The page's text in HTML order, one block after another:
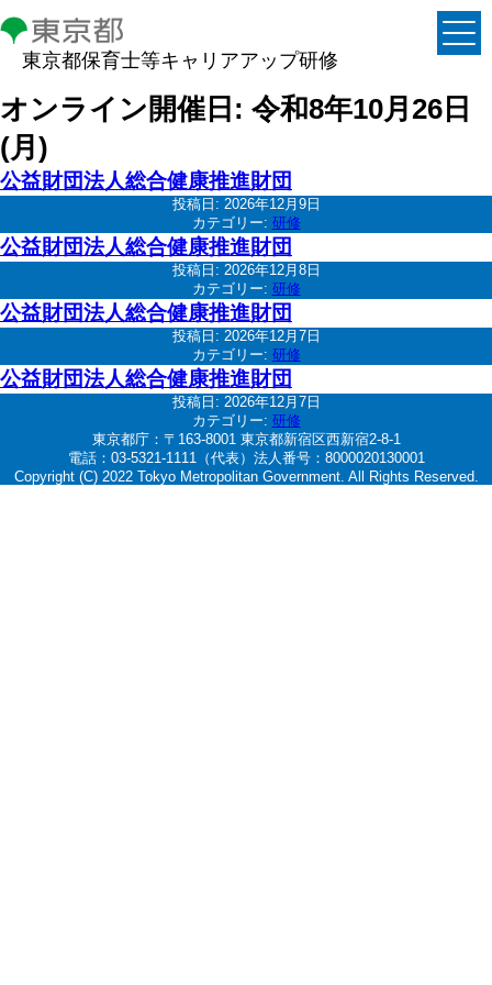
東京都保育士等キャリアアップ研修
オンライン開催日: 令和8年10月26日
(月)
公益財団法人総合健康推進財団
投稿日: 2026年12月9日
カテゴリー: 研修
公益財団法人総合健康推進財団
投稿日: 2026年12月8日
カテゴリー: 研修
公益財団法人総合健康推進財団
投稿日: 2026年12月7日
カテゴリー: 研修
公益財団法人総合健康推進財団
投稿日: 2026年12月7日
カテゴリー: 研修
東京都庁：〒163-8001 東京都新宿区西新宿2-8-1
電話：03-5321-1111（代表）法人番号：8000020130001
Copyright (C) 2022 Tokyo Metropolitan Government. All Rights Reserved.